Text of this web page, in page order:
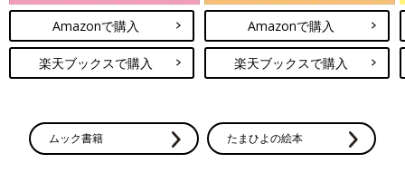
Amazonで購入
楽天ブックスで購入
Amazonで購入
楽天ブックスで購入
ムック書籍 たまひよの絵本